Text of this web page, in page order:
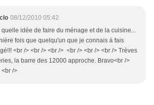
08/12/2010 05:42
quelle idée de faire du ménage et de la cuisine...
fois que quelqu'un que je connais à fais
<br /> <br /> <br /> <br /> <br /> <br /> Trèves
la barre des 12000 approche. Bravo<br />
<br />